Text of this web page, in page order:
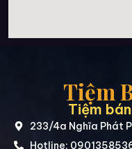
Tiệm
Tiệm
233/4a Nghĩa Phát
Hotline: